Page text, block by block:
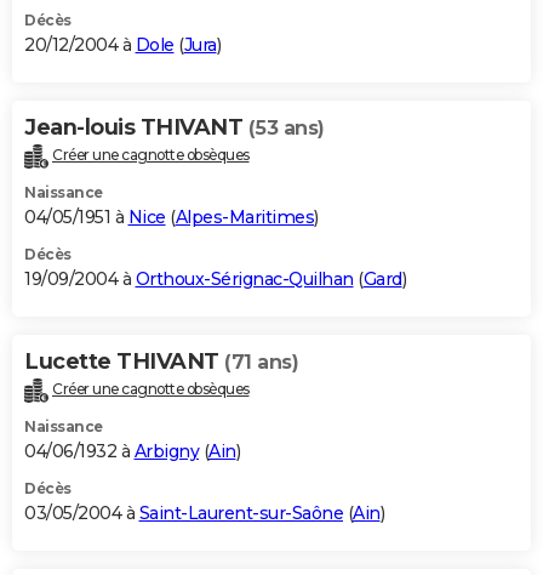
Décès
20/12/2004 à Dole (Jura)
Jean-louis THIVANT (53 ans)
Créer une cagnotte obsèques
Naissance
04/05/1951 à Nice (Alpes-Maritimes)
Décès
19/09/2004 à Orthoux-Sérignac-Quilhan (Gard)
Lucette THIVANT (71 ans)
Créer une cagnotte obsèques
Naissance
04/06/1932 à Arbigny(Ain)
Décès
03/05/2004 à Saint-Laurent-sur-Saône (Ain)